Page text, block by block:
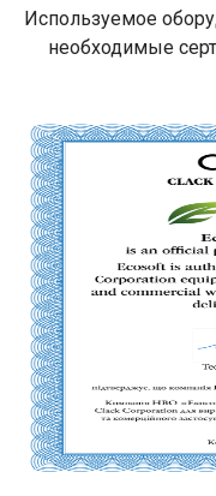
Используемое
необходимые